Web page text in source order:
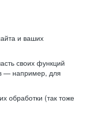
и ваших
своих функций
— например, для
обработки (так тоже